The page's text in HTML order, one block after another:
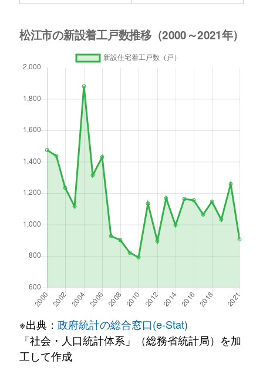
※出典： 政府統計の総合窓口(e-Stat)
「社会・人口統計体系」（総務省統計局）を加
工して作成